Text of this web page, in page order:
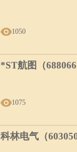
1050
*ST航图（
1075
科林电气（